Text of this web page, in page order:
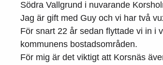
Södra Vallgrund i nuvarande
Jag är gift med Guy och vi har två
För snart 22 år sedan flyttade vi in i
kommunens bostadsområden.
För mig är det viktigt att Korsnäs